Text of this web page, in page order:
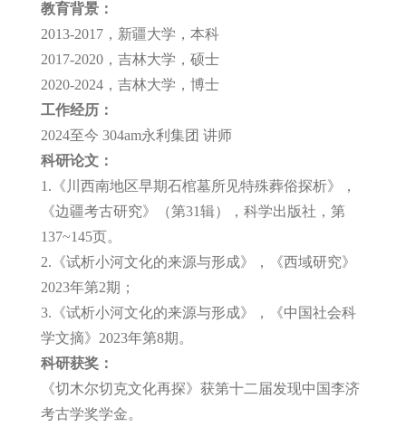
教育背景：
2013-2017，新疆大学，本科
2017-2020，吉林大学，硕士
2020-2024，吉林大学，博士
工作经历：
2024至今 304am永利集团 讲师
科研论文：
1.《川西南地区早期石棺墓所见特殊葬俗探析》，
《边疆考古研究》（第31辑），科学出版社，第
137~145页。
2.《试析小河文化的来源与形成》，《西域研究》
2023年第2期；
3.《试析小河文化的来源与形成》，《中国社会科
学文摘》2023年第8期。
科研获奖：
《切木尔切克文化再探》获第十二届发现中国李济
考古学奖学金。